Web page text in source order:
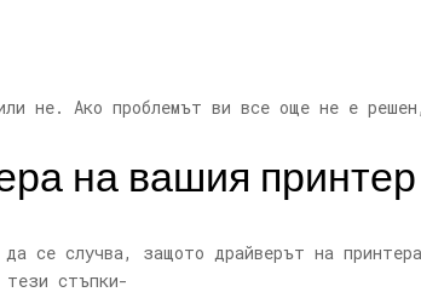
не. Ако проблемът ви все още не е
на вашия принтер
се случва, защото драйверът на
тези стъпки-